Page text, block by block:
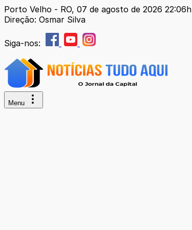
Porto Velho - RO, 07 de agosto de 2026 22:06h
Direção: Osmar Silva
Siga-nos:
Menu